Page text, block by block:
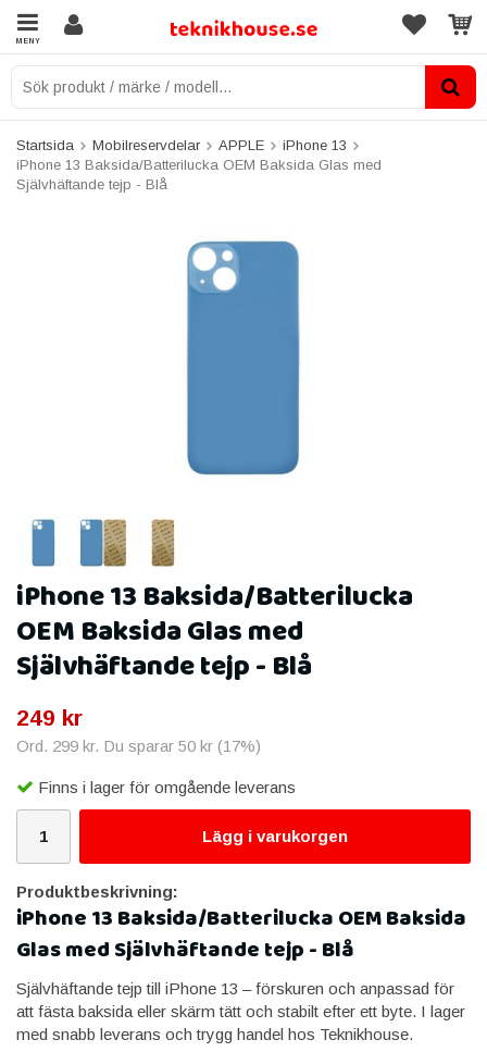
MENY
Startsida Mobilreservdelar APPLE
iPhone 13
iPhone 13 Baksida/Batterilucka OEM Baksida Glas med
Självhäftande tejp - Blå
iPhone 13 Baksida/Batterilucka
OEM Baksida Glas med
Självhäftande tejp - Blå
249 kr
Ord. 299 kr. Du sparar 50 kr (17%)
Finns i lager för omgående leverans
Lägg i varukorgen
Produktbeskrivning:
iPhone 13 Baksida/Batterilucka OEM Baksida
Glas med Självhäftande tejp - Blå
Självhäftande tejp till iPhone 13 – förskuren och anpassad för
att fästa baksida eller skärm tätt och stabilt efter ett byte. I lager
med snabb leverans och trygg handel hos Teknikhouse.